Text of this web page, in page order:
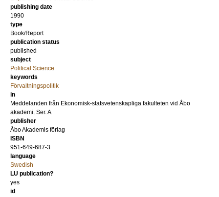
publishing date
1990
type
Book/Report
publication status
published
subject
Political Science
keywords
Förvaltningspolitik
in
Meddelanden från Ekonomisk-statsvetenskapliga fakulteten vid Åbo
akademi. Ser. A
publisher
Åbo Akademis förlag
ISBN
951-649-687-3
language
Swedish
LU publication?
yes
id